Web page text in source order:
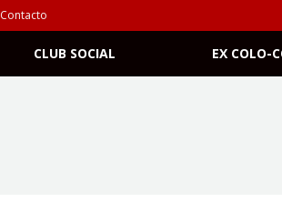
Contacto
CLUB SOCIAL EX COLO-